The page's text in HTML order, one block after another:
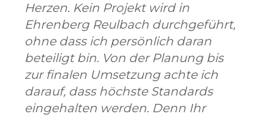
Herzen. Kein Projekt wird in
Ehrenberg Reulbach durchgeführt,
ohne dass ich persönlich daran
beteiligt bin. Von der Planung bis
zur finalen Umsetzung achte ich
darauf, dass höchste Standards
eingehalten werden. Denn Ihr